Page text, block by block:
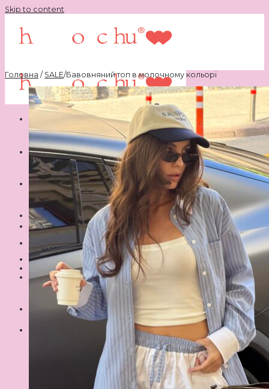
Skip to content
Шукати:
Ви не додали жодного товару до своїх бажань.
Немає товарів у кошику.
♥
Ви не додали жодного товару до своїх бажань.
Шукати:
Немає товарів у кошику.
Головна / SALE/Бавовняний топ в молочному кольорі